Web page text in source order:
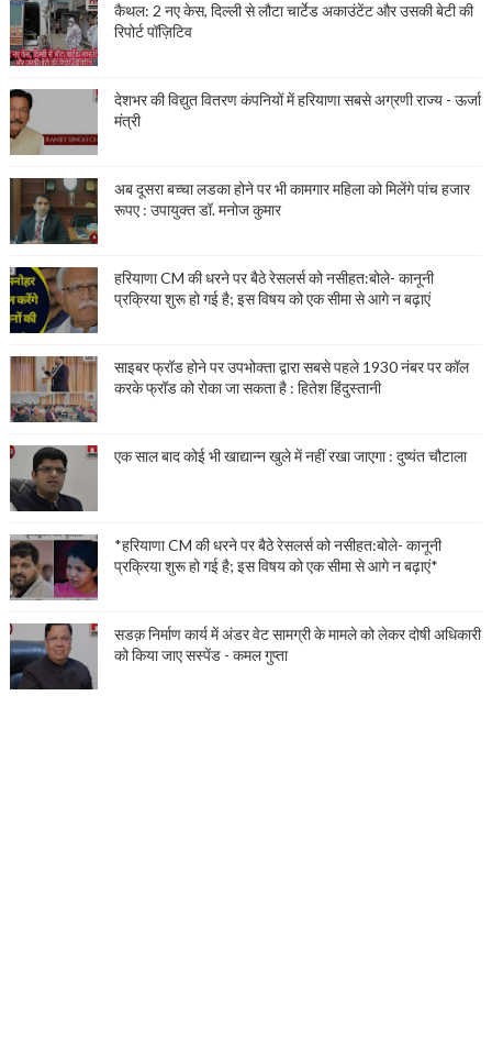
कैथल: 2 नए केस, दिल्ली से लौटा चार्टेड अकाउंटेंट और उसकी बेटी की
रिपोर्ट पॉज़िटिव
देशभर की विद्युत वितरण कंपनियों में हरियाणा सबसे अग्रणी राज्य - ऊर्जा
मंत्री
अब दूसरा बच्चा लडका होने पर भी कामगार महिला को मिलेंगे पांच हजार
रूपए : उपायुक्त डॉ. मनोज कुमार
हरियाणा CM की धरने पर बैठे रेसलर्स को नसीहत:बोले- कानूनी
प्रक्रिया शुरू हो गई है; इस विषय को एक सीमा से आगे न बढ़ाएं
साइबर फ्रॉड होने पर उपभोक्ता द्वारा सबसे पहले 1930 नंबर पर कॉल
करके फ्रॉड को रोका जा सकता है : हितेश हिंदुस्तानी
एक साल बाद कोई भी खाद्यान्न खुले में नहीं रखा जाएगा : दुष्यंत चौटाला
*हरियाणा CM की धरने पर बैठे रेसलर्स को नसीहत:बोले- कानूनी
प्रक्रिया शुरू हो गई है; इस विषय को एक सीमा से आगे न बढ़ाएं*
सडक़ निर्माण कार्य में अंडर वेट सामग्री के मामले को लेकर दोषी अधिकारी
को किया जाए सस्पेंड - कमल गुप्ता